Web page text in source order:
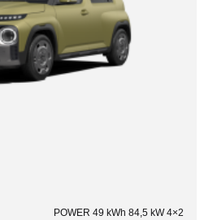
POWER 49 kWh 84,5 kW 4×2